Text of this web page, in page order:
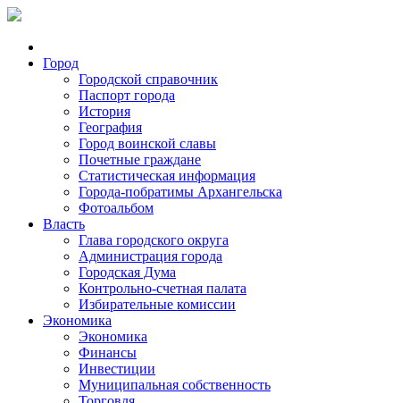
Город
Городской справочник
Паспорт города
История
География
Город воинской славы
Почетные граждане
Статистическая информация
Города-побратимы Архангельска
Фотоальбом
Власть
Глава городского округа
Администрация города
Городская Дума
Контрольно-счетная палата
Избирательные комиссии
Экономика
Экономика
Финансы
Инвестиции
Муниципальная собственность